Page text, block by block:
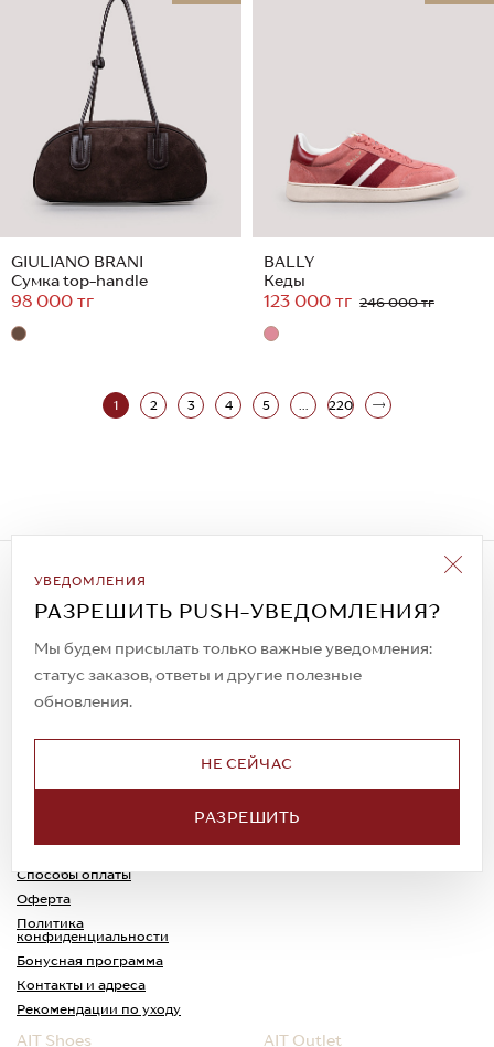
GIULIANO BRANI
Сумка top-handle
98 000 тг
BALLY
Кеды
123 000 тг 246 000 тг
1 2 3 4 5 ... 220
УВЕДОМЛЕНИЯ
РАЗРЕШИТЬ PUSH-УВЕДОМЛЕНИЯ?
Мы будем присылать только важные уведомления:
статус заказов, ответы и другие полезные
обновления.
НЕ СЕЙЧАС
РАЗРЕШИТЬ
Подписаться на рассылку
Всегда будьте в курсе новых акций и
спецпредложений!
© 2023. AIT Shoes
Все права защищены
Доставка
Способы оплаты
Оферта
Политика
конфиденциальности
Обмен и возврат
Каспи-Ред
Бонусная программа
Контакты и адреса
Рекомендации по уходу
AIT Shoes AIT Outlet